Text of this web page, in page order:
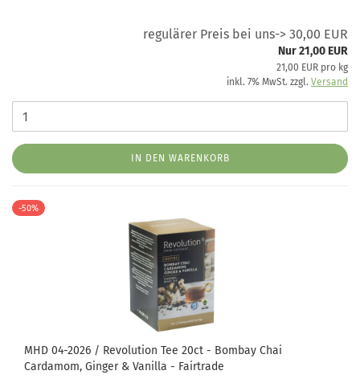
regulärer Preis bei uns-> 30,00 EUR
Nur 21,00 EUR
21,00 EUR pro kg
inkl. 7% MwSt. zzgl. Versand
IN DEN WARENKORB
-50%
MHD 04-2026 / Revolution Tee 20ct - Bombay Chai
Cardamom, Ginger & Vanilla - Fairtrade